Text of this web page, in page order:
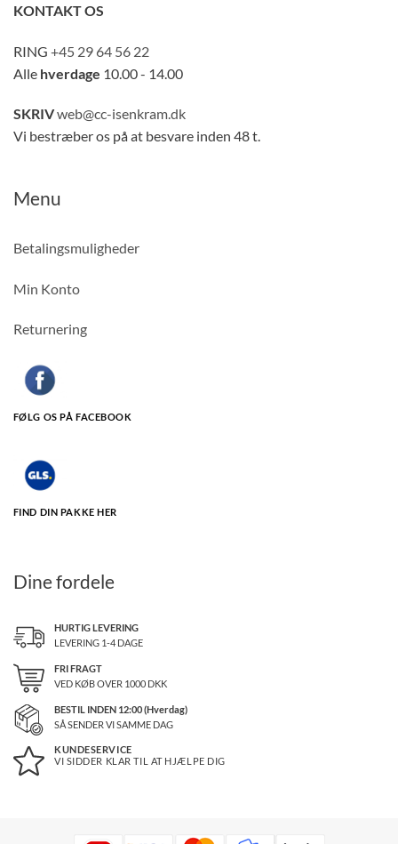
KONTAKT OS
RING +45 29 64 56 22
Alle hverdage 10.00 - 14.00
SKRIVweb@cc-isenkram.dk
Vi bestræber os på at besvare inden 48 t.
Menu
Betalingsmuligheder
Min Konto
Returnering
FØLG OS PÅ FACEBOOK
FIND DIN PAKKE HER
Dine fordele
HURTIG LEVERING
LEVERING 1-4 DAGE
FRI FRAGT
VED KØB OVER 1000DKK
BESTIL INDEN 12:00 (Hverdag)
SÅ SENDER VI SAMME DAG
KUNDESERVICE
VI SIDDER KLAR TIL AT HJÆLPE DIG